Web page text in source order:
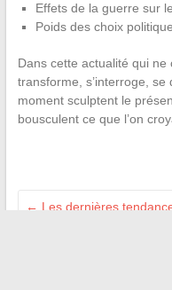
Effets de la guerre sur
Poids des choix
Dans cette actualité qui
transforme, s’interroge,
moment sculptent le
bousculent ce que l’on
← Les dernières